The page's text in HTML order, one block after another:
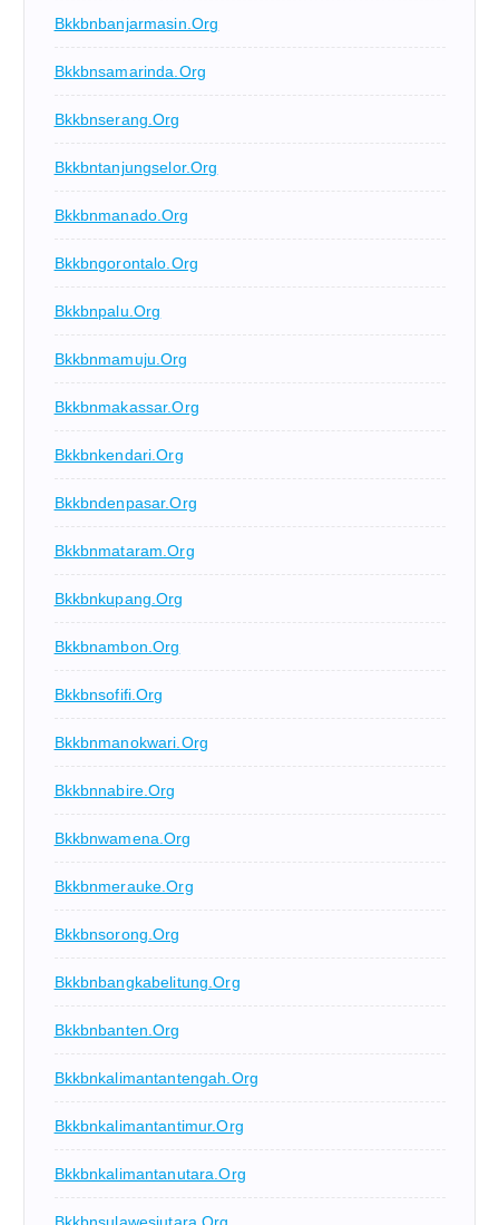
Bkkbnbanjarmasin.org
Bkkbnsamarinda.org
Bkkbnserang.org
Bkkbntanjungselor.org
Bkkbnmanado.org
Bkkbngorontalo.org
Bkkbnpalu.org
Bkkbnmamuju.org
Bkkbnmakassar.org
Bkkbnkendari.org
Bkkbndenpasar.org
Bkkbnmataram.org
Bkkbnkupang.org
Bkkbnambon.org
Bkkbnsofifi.org
Bkkbnmanokwari.org
Bkkbnnabire.org
Bkkbnwamena.org
Bkkbnmerauke.org
Bkkbnsorong.org
Bkkbnbangkabelitung.org
Bkkbnbanten.org
Bkkbnkalimantantengah.org
Bkkbnkalimantantimur.org
Bkkbnkalimantanutara.org